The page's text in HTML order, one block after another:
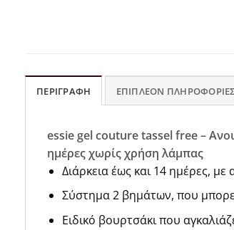
ΠΕΡΙΓΡΑΦΉ ΕΠΙΠΛΈΟΝ
essie gel couture tassel free –
ημέρες χωρίς χρήση λάμπας
Διάρκεια έως και 14 ημέρες,
Σύστημα 2 βημάτων, που
Ειδικό βουρτσάκι που